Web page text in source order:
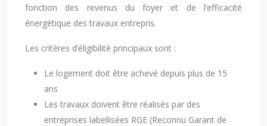
fonction des revenus du foyer et de l’efficacité
énergétique des travaux entrepris.
Les critères d’éligibilité principaux sont :
Le logement doit être achevé depuis plus de 15
ans
Les travaux doivent être réalisés par des
entreprises labellisées RGE (Reconnu Garant de